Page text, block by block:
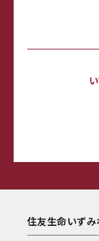
住友生命いずみ